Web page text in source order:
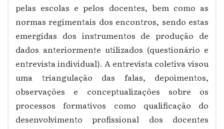
pelas escolas e pelos docentes, bem como as
normas regimentais dos encontros, sendo estas
emergidas dos instrumentos de produção de
dados anteriormente utilizados (questionário e
entrevista individual). A entrevista coletiva visou
uma triangulação das falas, depoimentos,
observações e conceptualizações sobre os
processos formativos como qualificação do
desenvolvimento profissional dos docentes